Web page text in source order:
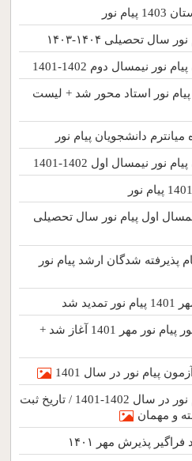
نور
تحصیلی ۱۴۰۴-۱۴۰۳
نیمسال دوم 1402-1401
درس پیام نور استاد محور شد + لیست
دانشجویان پیام نور
نیمسال اول 1402-1401
اول پیام نور سال تحصیلی
پذیرفته شدگان ارشد پیام نور
شد
ثبت نام رشته های بدون کنکور پیام نور مهر 1401 آغاز شد +
پیام نور در سال 1401
تقویم آموزشی دانشگاه پیام نور در سال 1402-1401 / تاریخ ثبت
و مهمان
پذیرش مهر ۱۴۰۱